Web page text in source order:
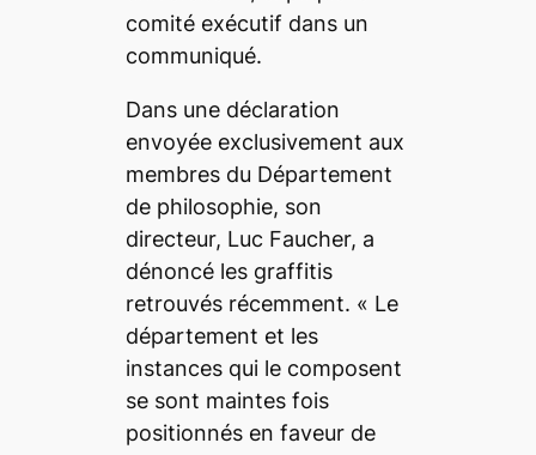
comité exécutif dans un
communiqué.
Dans une déclaration
envoyée exclusivement aux
membres du Département
de philosophie, son
directeur, Luc Faucher, a
dénoncé les graffitis
retrouvés récemment. « Le
département et les
instances qui le composent
se sont maintes fois
positionnés en faveur de